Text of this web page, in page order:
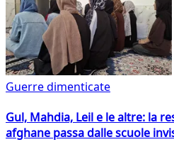
Guerre dimenticate
Gul, Mahdia, Leil e le altre: la
afghane passa dalle scuole